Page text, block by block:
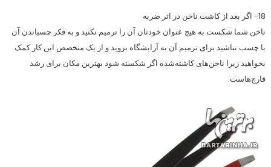
18- اگر بعد از کاشت ناخن در اثر ضربه
ناخن شما شکست به هیچ عنوان خودتان آن را ترميم نکنید و به فکر چسباندن آن
با چسب نباشید برای ترمیم آن به آرایشگاه بروید و از یک متخصص اين كار کمک
بخواهید زيرا ناخن‌های کاشته‌شده اگر شکسته شود بهترین مکان برای رشد
قارچ‌هاست.